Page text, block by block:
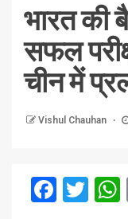
भारत की
सफल
चीन में
Vishul Chauhan